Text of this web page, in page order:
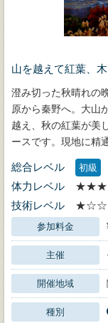
山を越えて紅葉、
澄み切った秋晴れの
原から秦野へ。大山
越え、秋の紅葉が美
ースです。現地に精
総合レベル 初級
体力レベル
技術レベル
参加料金
主催
開催地域
種別